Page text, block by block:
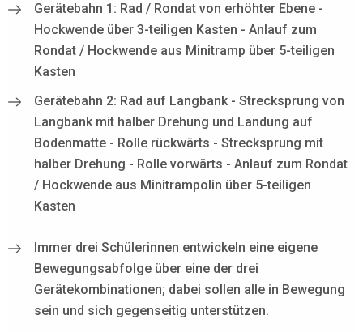
Gerätebahn 1: Rad / Rondat von erhöhter Ebene -
Hockwende über 3-teiligen Kasten - Anlauf zum
Rondat / Hockwende aus Minitramp über 5-teiligen
Kasten
Gerätebahn 2: Rad auf Langbank - Strecksprung von
Langbank mit halber Drehung und Landung auf
Bodenmatte - Rolle rückwärts - Strecksprung mit
halber Drehung - Rolle vorwärts - Anlauf zum Rondat
/ Hockwende aus Minitrampolin über 5-teiligen
Kasten
Immer drei Schülerinnen entwickeln eine eigene
Bewegungsabfolge über eine der drei
Gerätekombinationen; dabei sollen alle in Bewegung
sein und sich gegenseitig unterstützen.